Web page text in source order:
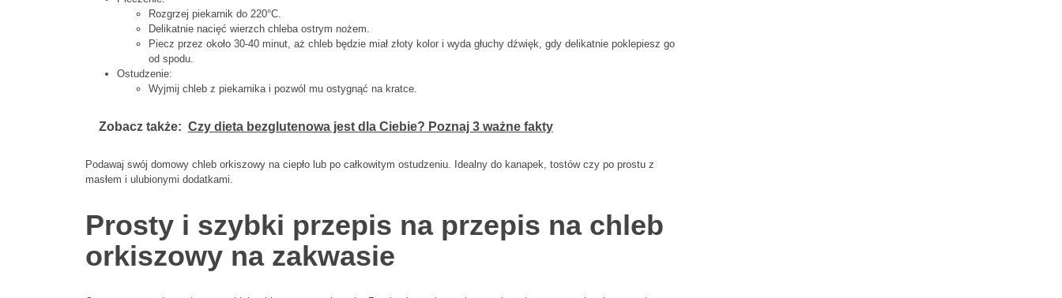
Rozgrzej piekarnik do 220°C.
Delikatnie nacięć wierzch chleba ostrym nożem.
Piecz przez około 30-40 minut, aż chleb będzie miał złoty kolor i wyda głuchy dźwięk, gdy delikatnie poklepiesz go
od spodu.
Ostudzenie:
Wyjmij chleb z piekarnika i pozwól mu ostygnąć na kratce.
Zobacz także: Czy dieta bezglutenowa jest dla Ciebie? Poznaj 3 ważne fakty
Podawaj swój domowy chleb orkiszowy na ciepło lub po całkowitym ostudzeniu. Idealny do kanapek, tostów czy po prostu z
masłem i ulubionymi dodatkami.
Prosty i szybki przepis na przepis na chleb
orkiszowy na zakwasie